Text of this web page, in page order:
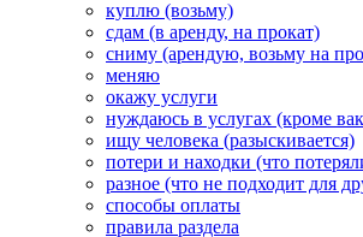
куплю (возьму)
сдам (в аренду, на прокат)
сниму (арендую, возьму на
меняю
окажу услуги
нуждаюсь в услугах (кроме
ищу человека (разыскивается)
потери и находки (что
разное (что не подходит для
способы оплаты
правила раздела